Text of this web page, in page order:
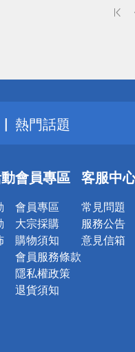
詐騙網頁！請小心
得獎公告
熱門話題
銀行優惠
詐騙網頁！請小心
會員專區
會員專區
大宗採購
購物須知
會員服務條款
隱私權政策
退貨須知
客服中
常見問題
服務公告
意見信箱